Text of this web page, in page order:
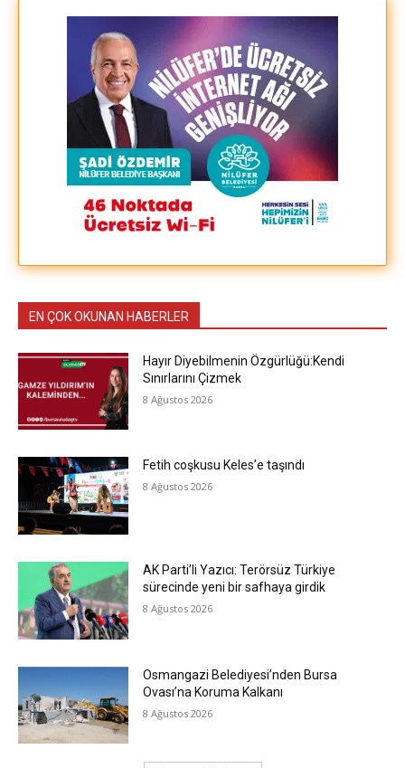
EN ÇOK OKUNAN HABERLER
Hayır Diyebilmenin Özgürlüğü:Kendi
Sınırlarını Çizmek
8 Ağustos 2026
Fetih coşkusu Keles’e taşındı
8 Ağustos 2026
AK Parti’li Yazıcı: Terörsüz Türkiye
sürecinde yeni bir safhaya girdik
8 Ağustos 2026
Osmangazi Belediyesi’nden Bursa
Ovası’na Koruma Kalkanı
8 Ağustos 2026